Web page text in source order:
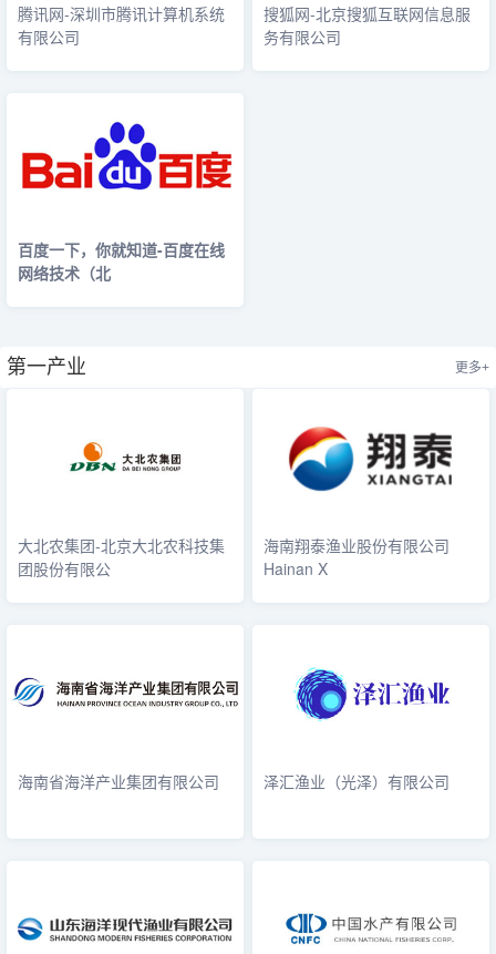
腾讯网-深圳市腾讯计算机系统
有限公司
搜狐网-北京搜狐互联网信息服
务有限公司
百度一下，你就知道-百度在线
网络技术（北
第一产业 更多+
大北农集团-北京大北农科技集
团股份有限公
海南翔泰渔业股份有限公司
Hainan X
海南省海洋产业集团有限公司 泽汇渔业（光泽）有限公司